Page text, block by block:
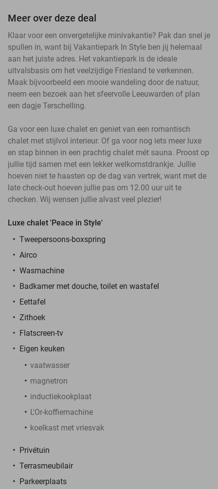
Meer over deze deal
Klaar voor een onvergetelijke minivakantie? Pak dan snel je
spullen in, want bij Vakantiepark In Style ben jij helemaal
aan het juiste adres. Het vakantiepark is de ideale
uitvalsbasis om het veelzijdige Friesland te verkennen.
Maak bijvoorbeeld een mooie wandeling door de natuur,
neem een bezoek aan het sfeervolle Leeuwarden of plan
een dagje Terschelling.
Ga voor een luxe chalet en geniet van een romantisch
chalet met stijlvol interieur. Of ga voor nog iets meer luxe
en stap binnen in een prachtig chalet mét sauna. Proost op
jullie tijd samen met een lekker welkomstdrankje. Jullie
hoeven niet te haasten op de dag van vertrek, want met de
late check-out hoeven jullie pas om 12.00 uur uit te
checken. Wij wensen jullie alvast veel plezier!
Luxe chalet 'Peace in Style'
Tweepersoons-boxspring
Airco
Wasmachine
Badkamer met douche, toilet en wastafel
Eettafel
Zithoek
Flatscreen-tv
Eigen keuken
vaatwasser
magnetron
inductiekookplaat
L'Or-koffiemachine
koelkast met vriesvak
Privétuin
Terrasmeubilair
Parkeerplaats